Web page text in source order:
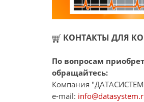
КОНТАКТЫ ДЛЯ
По вопросам
обращайтесь:
Компания
e-mail: